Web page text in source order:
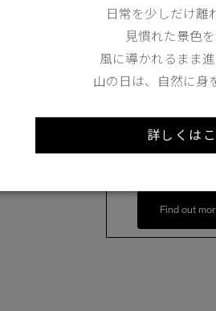
173cm
Find out
日常を少しだけ離
見慣れた景色を
風に導かれるまま進
山の日は、自然に身
詳しくは